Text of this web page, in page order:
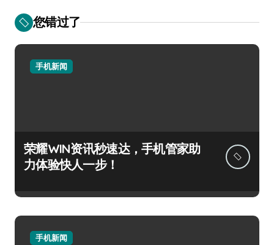
您错过了
手机新闻
荣耀WIN资讯秒速达，手机管家助
力体验快人一步！
手机新闻